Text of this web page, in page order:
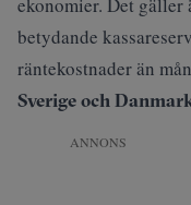
betydande
räntekostnader än
Sverige och
ANNONS